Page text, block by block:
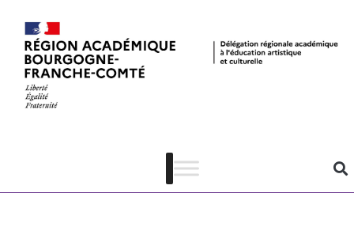
Mission ESE –
Pavillon des
Sciences –